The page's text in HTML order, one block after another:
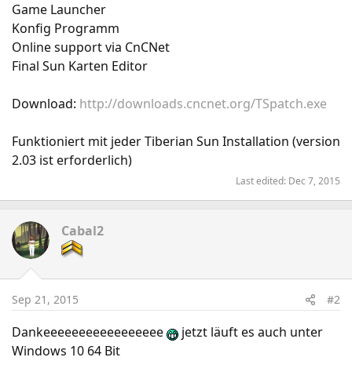
Game Launcher
Konfig Programm
Online support via CnCNet
Final Sun Karten Editor
Download: http://downloads.cncnet.org/TSpatch.exe
Funktioniert mit jeder Tiberian Sun Installation (version
2.03 ist erforderlich)
Last edited: Dec 7, 2015
Cabal2
Sep 21, 2015 #2
Dankeeeeeeeeeeeeeeeee
jetzt läuft es auch unter
Windows 10 64 Bit